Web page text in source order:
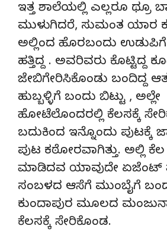
ಇತ್ತ ಶಾಲೆಯಲ್ಲಿ ಎಲ್ಲರೂ ಥ್ರೂ
ಮುಳುಗಿದರೆ, ಸುಮಂತ ಯಾರ
ಅಲ್ಲಿಂದ ಹೊರಬಂದು
ಹತ್ತಿದ್ದ . ಅವರಿವರು ಕೊಟ್ಟಿದ್ದ
ಜೇಬಿಗೇರಿಸಿಕೊಂಡು ಬಂದಿದ್ದ
ಹುಬ್ಬಳ್ಳಿಗೆ ಬಂದು ಬಿಟ್ಟು , ಅಲ್ಲೇ
ಹೋಟೆಲೊಂದರಲ್ಲಿ ಕೆಲಸಕ್ಕೆ
ಬದುಕಿಂದ ಇನ್ನೊಂದು ಪುಟಕ್ಕೆ
ಪುಟ ಕಠೋರವಾಗಿತ್ತು. ಅಲ್ಲಿ
ಮಾಡಿದವ ಯಾವುದೇ ಏಜೆಂಟ್
ಸಂಬಳದ ಆಸೆಗೆ ಮುಂಬೈಗೆ
ಕುಂದಾಪುರ ಮೂಲದ
ಕೆಲಸಕ್ಕೆ ಸೇರಿಕೊಂಡ.